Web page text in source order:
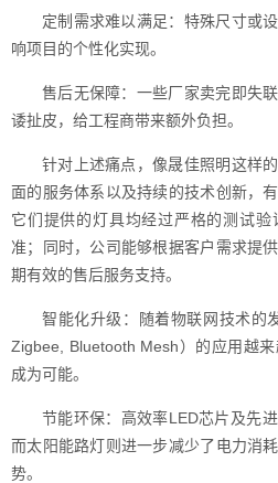
定制需求难以满足：特殊尺寸或
响项目的个性化实现。
售后无保障：一些厂家卖完即失
诿扯皮，给工程商带来额外负担。
针对上述痛点，像晟佳照明这样
面的服务体系以及持续的技术创新，
它们提供的灯具均经过严格的测试
准；同时，公司能够根据客户需求提
期有效的售后服务支持。
智能化升级：随着物联网技术的
Zigbee, Bluetooth Mesh）的应用越
成为可能。
节能环保：高效率LED芯片及先
而太阳能路灯则进一步减少了电力消
势。